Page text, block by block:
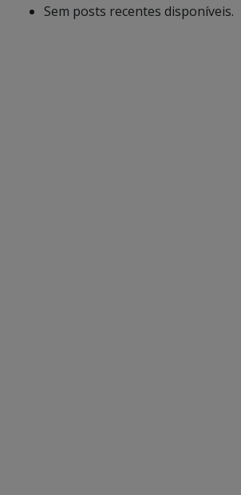
Sem posts recentes disponíveis.